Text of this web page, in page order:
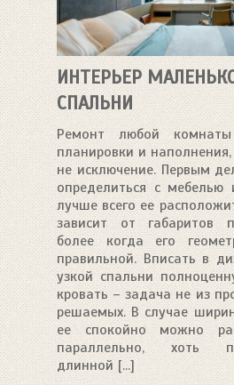
ИНТЕРЬЕР
СПАЛЬНИ
Ремонт любой
планировки и
не исключение. Первым
определиться с
лучше всего ее
зависит от габаритов
более когда его
правильной. Вписать в
узкой спальни
кровать – задача не из
решаемых. В случае
ее спокойно можно
параллельно, хоть
длинной [...]